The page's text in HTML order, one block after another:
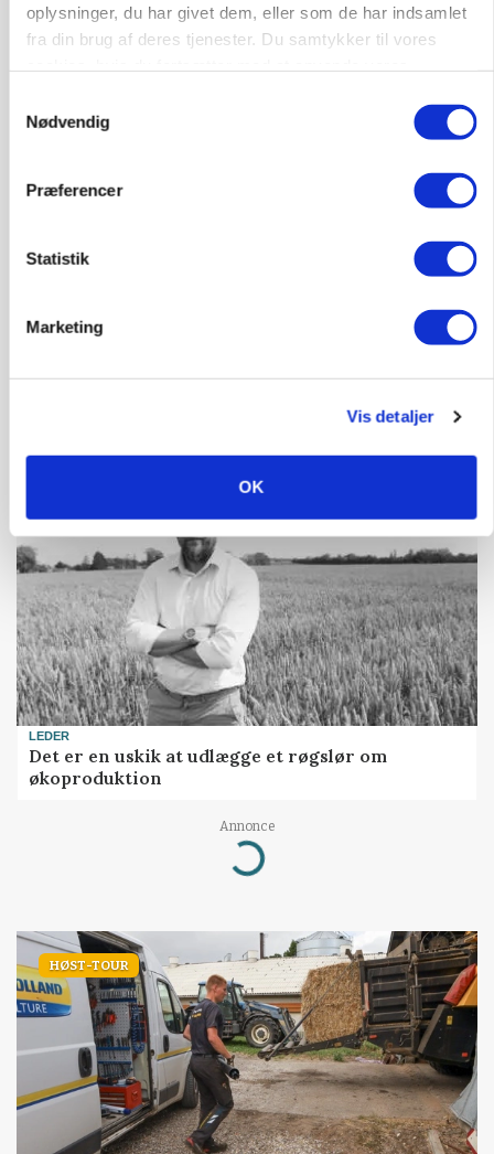
oplysninger, du har givet dem, eller som de har indsamlet
fra din brug af deres tjenester. Du samtykker til vores
Nødvendig
Præferencer
Statistik
Marketing
Vis detaljer
OK
Bekræftet: Sætter droner ind mod problemulv
LEDER
Det er en uskik at udlægge et røgslør om
økoproduktion
Annonce
Loading...
HØST-TOUR